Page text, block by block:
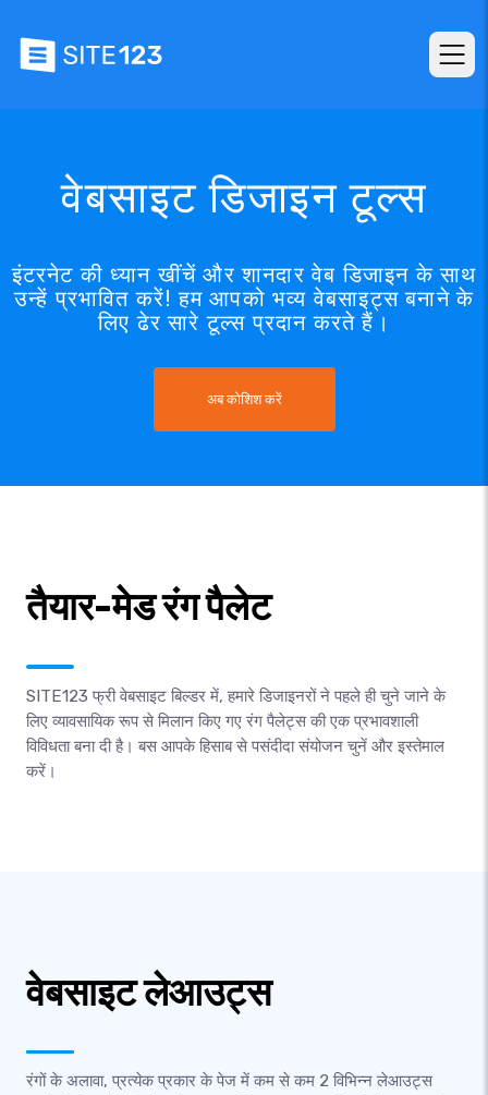
वेबसाइट डिजाइन टूल्स
इंटरनेट की ध्यान खींचें और शानदार वेब डिजाइन के साथ
उन्हें प्रभावित करें! हम आपको भव्य वेबसाइट्स बनाने के
लिए ढेर सारे टूल्स प्रदान करते हैं।
अब कोशिश करें
तैयार-मेड रंग पैलेट
SITE123 फ्री वेबसाइट बिल्डर में, हमारे डिजाइनरों ने पहले ही चुने जाने के
लिए व्यावसायिक रूप से मिलान किए गए रंग पैलेट्स की एक प्रभावशाली
विविधता बना दी है। बस आपके हिसाब से पसंदीदा संयोजन चुनें और इस्तेमाल
करें।
वेबसाइट लेआउट्स
रंगों के अलावा, प्रत्येक प्रकार के पेज में कम से कम 2 विभिन्न लेआउट्स